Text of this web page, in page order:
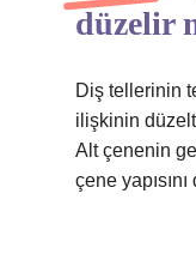
düzelir
Diş tellerinin
ilişkinin
Alt çenenin
çene